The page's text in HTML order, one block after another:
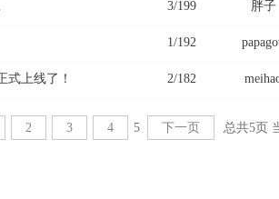
3/199 胖子
1/192
式上线了！ 2/182
2 3 4 5 下一页 总共5页